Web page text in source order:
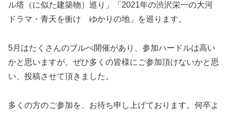
ル塔（に似た建築物）巡り」「2021年の渋沢栄一の大河
ドラマ・青天を衝け ゆかりの地」を巡ります。
5月はたくさんのブルべ開催があり、参加ハードルは高い
かと思いますが、ぜひ多くの皆様にご参加頂けないかと思
い、投稿させて頂きました。
多くの方のご参加を、お待ち申し上げております。何卒よ